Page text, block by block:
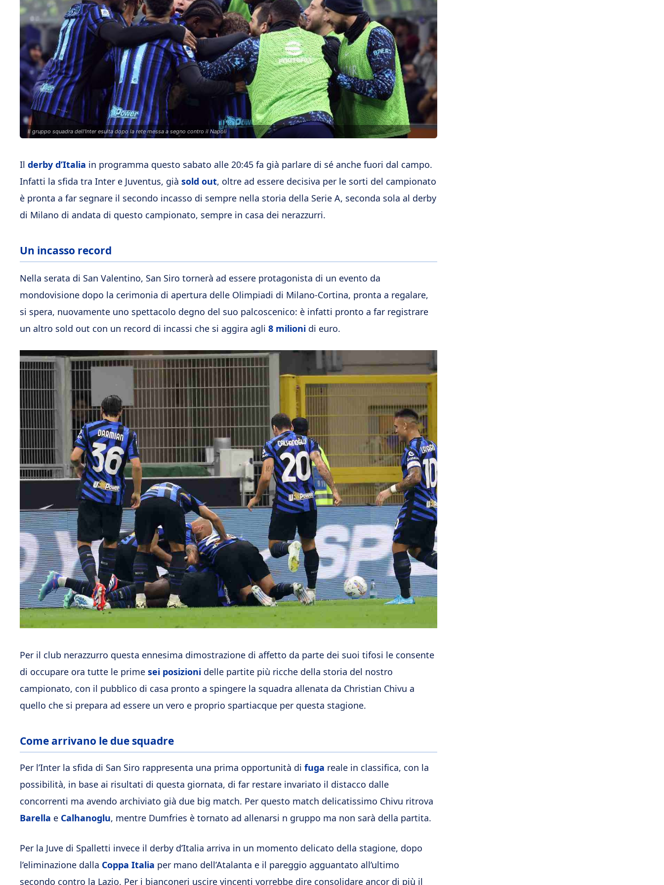
Il gruppo squadra dell'Inter esulta dopo la rete messa a segno contro il Napoli
Il derby d’Italia in programma questo sabato alle 20:45 fa già parlare di sé anche fuori dal campo.
Infatti la sfida tra Inter e Juventus, già sold out, oltre ad essere decisiva per le sorti del campionato
è pronta a far segnare il secondo incasso di sempre nella storia della Serie A, seconda sola al derby
di Milano di andata di questo campionato, sempre in casa dei nerazzurri.
Un incasso record
Nella serata di San Valentino, San Siro tornerà ad essere protagonista di un evento da
mondovisione dopo la cerimonia di apertura delle Olimpiadi di Milano-Cortina, pronta a regalare,
si spera, nuovamente uno spettacolo degno del suo palcoscenico: è infatti pronto a far registrare
un altro sold out con un record di incassi che si aggira agli 8 milioni di euro.
Per il club nerazzurro questa ennesima dimostrazione di affetto da parte dei suoi tifosi le consente
di occupare ora tutte le prime sei posizioni delle partite più ricche della storia del nostro
campionato, con il pubblico di casa pronto a spingere la squadra allenata da Christian Chivu a
quello che si prepara ad essere un vero e proprio spartiacque per questa stagione.
Come arrivano le due squadre
Per l’Inter la sfida di San Siro rappresenta una prima opportunità di fuga reale in classifica, con la
possibilità, in base ai risultati di questa giornata, di far restare invariato il distacco dalle
concorrenti ma avendo archiviato già due big match. Per questo match delicatissimo Chivu ritrova
Barella e Calhanoglu, mentre Dumfries è tornato ad allenarsi n gruppo ma non sarà della partita.
Per la Juve di Spalletti invece il derby d’Italia arriva in un momento delicato della stagione, dopo
l’eliminazione dalla Coppa Italia per mano dell’Atalanta e il pareggio agguantato all’ultimo
secondo contro la Lazio. Per i bianconeri uscire vincenti vorrebbe dire consolidare ancor di più il